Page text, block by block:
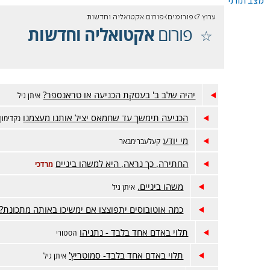
ערוץ 7 פורומים פורום אקטואליה וחדשות
פורוםאקטואליה וחדשות
יהיה שלב ב' בעסקת הכניעה או טראנספר? איתן גיל
הכניעה תימשך עד שחמאס יציל אותנו מעצמנו נקדימון
מי יודע קעלעברימבאר
החתירה, כך נראה, היא למשהו ביניים מרדכי
משהו ביניים. איתן גיל
כמה אוטובוסים יתפוצצו אם ימשיכו באותה
תלוי באדם אחד בלבד - נתניהו הסטורי
תלוי באדם אחד בלבד- סמוטריץ' איתן גיל